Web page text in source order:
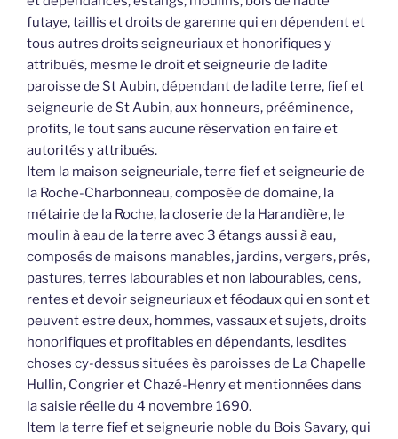
futaye, taillis et droits de garenne qui en dépendent et
tous autres droits seigneuriaux et honorifiques y
attribués, mesme le droit et seigneurie de ladite
paroisse de St Aubin, dépendant de ladite terre, fief et
seigneurie de St Aubin, aux honneurs, prééminence,
profits, le tout sans aucune réservation en faire et
autorités y attribués.
Item la maison seigneuriale, terre fief et seigneurie de
la Roche-Charbonneau, composée de domaine, la
métairie de la Roche, la closerie de la Harandière, le
moulin à eau de la terre avec 3 étangs aussi à eau,
composés de maisons manables, jardins, vergers, prés,
pastures, terres labourables et non labourables, cens,
rentes et devoir seigneuriaux et féodaux qui en sont et
peuvent estre deux, hommes, vassaux et sujets, droits
honorifiques et profitables en dépendants, lesdites
choses cy-dessus situées ès paroisses de La Chapelle
Hullin, Congrier et Chazé-Henry et mentionnées dans
la saisie réelle du 4 novembre 1690.
Item la terre fief et seigneurie noble du Bois Savary, qui